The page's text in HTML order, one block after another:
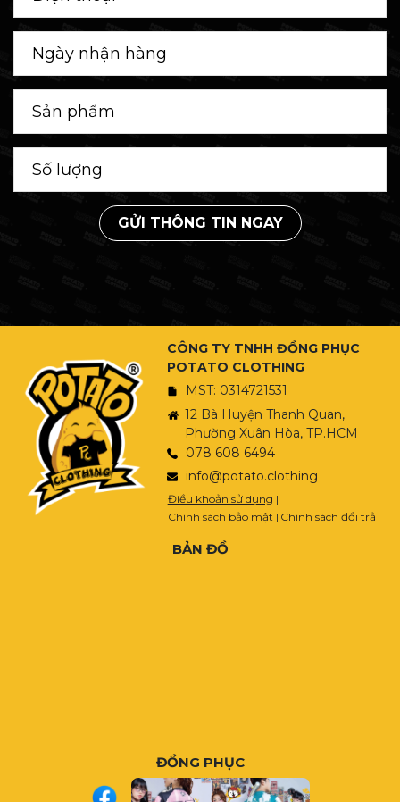
GỬI THÔNG TIN NGAY
CÔNG TY TNHH ĐỒNG PHỤC
POTATO CLOTHING
MST: 0314721531
12 Bà Huyện Thanh Quan,
Phường Xuân Hòa, TP.HCM
078 608 6494
info@potato.clothing
Điều khoản sử dụng |
Chính sách bảo mật | Chính sách đổi trả
BẢN ĐỒ
ĐỒNG PHỤC